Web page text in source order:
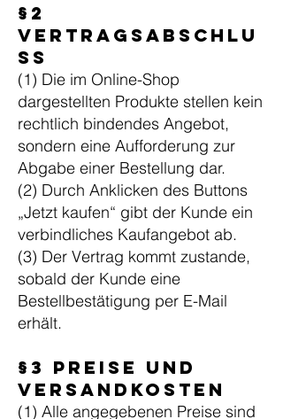
§2
Vertragsabschlu
ss
(1) Die im Online-Shop
dargestellten Produkte stellen kein
rechtlich bindendes Angebot,
sondern eine Aufforderung zur
Abgabe einer Bestellung dar.
(2) Durch Anklicken des Buttons
„Jetzt kaufen“ gibt der Kunde ein
verbindliches Kaufangebot ab.
(3) Der Vertrag kommt zustande,
sobald der Kunde eine
Bestellbestätigung per E-Mail
erhält.
§3 Preise und
Versandkosten
(1) Alle angegebenen Preise sind